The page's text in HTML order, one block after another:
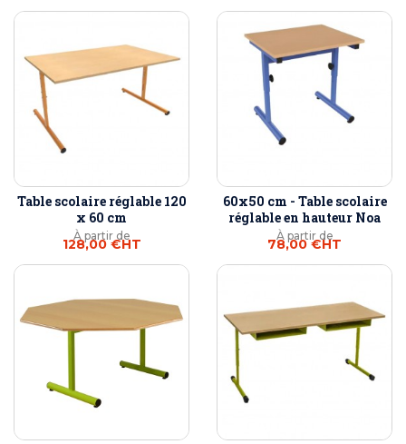
Table scolaire réglable 120
x 60 cm
À partir de
128,00 €HT
60x50 cm - Table scolaire
réglable en hauteur Noa
À partir de
78,00 €HT